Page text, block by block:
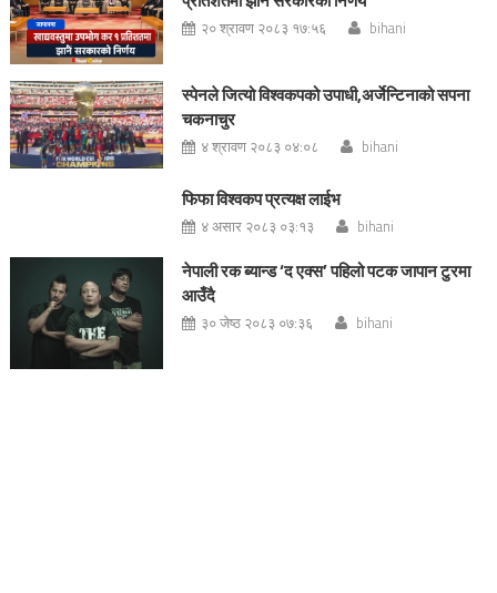
२० श्रावण २०८३ १७:५६ bihani
स्पेनले जित्यो विश्वकपको उपाधी,अर्जेन्टिनाको सपना
चकनाचुर
४ श्रावण २०८३ ०४:०८ bihani
फिफा विश्वकप प्रत्यक्ष लाईभ
४ असार २०८३ ०३:१३ bihani
नेपाली रक ब्यान्ड ‘द एक्स’ पहिलो पटक जापान टुरमा
आउँदै
३० जेष्ठ २०८३ ०७:३६ bihani